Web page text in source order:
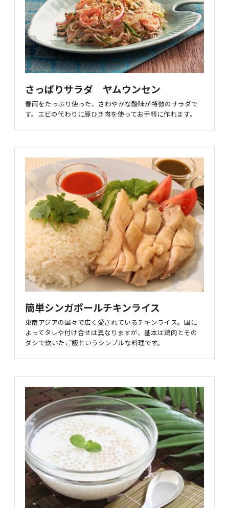
さっぱりサラダ ヤムウンセン
春雨をたっぷり使った、さわやかな酸味が特徴のサラダで
す。エビの代わりに豚ひき肉を使ってお手軽に作れます。
簡単シンガポールチキンライス
東南アジアの国々で広く愛されているチキンライス。国に
よってタレや付け合せは異なりますが、基本は鶏肉とその
ダシで炊いたご飯というシンプルな料理です。